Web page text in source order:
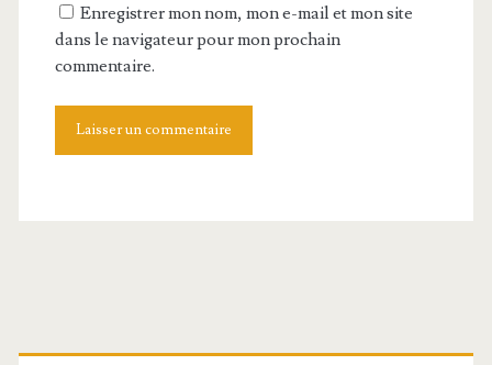
site Enregistrer mon nom, mon e-mail et mon site
dans le navigateur pour mon prochain
commentaire.